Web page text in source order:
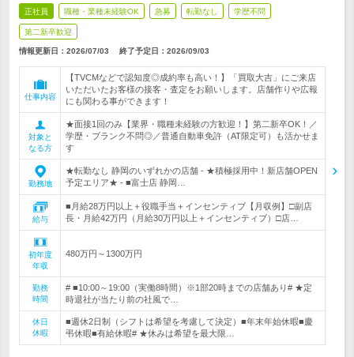
正社員 職種・業種未経験OK 急募 転勤なし 学歴不問
第二新卒歓迎
情報更新日：2026/07/03 終了予定日： 2026/09/03
仕事内容
【TVCMなどで認知度◎成約率も高い！】「買取大吉」にご来店
いただいたお客様の接客・査定をお願いします。店舗作りや広報
にも関わる事ができます！
対象と
なる方
★面接1回のみ【業界・職種未経験の方歓迎！】第二新卒OK！／
学歴・ブランク不問◎／普通自動車免許（AT限定可）も活かせま
す
勤務地
★転勤なし 静岡のいずれかの店舗 - ★積極採用中！新店舗OPEN
予定エリア★ - ■富士店 静岡…
給与
■月給28万円以上＋役職手当＋インセンティブ【月収例】□副店
長・月給42万円（月給30万円以上＋インセンティブ）□店…
初年度
年収
480万円～1300万円
勤務
時間
# ■10:00～19:00（実働8時間）※1部20時までの店舗あり# ★定
時退社が当たり前の社風で…
休日
休暇
■週休2日制（シフトは希望を考慮して決定）■年末年始休暇■慶
弔休暇■有給休暇# ★休みは希望を最大限…